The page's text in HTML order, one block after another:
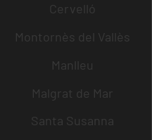
Cervelló
Montornès del Vallès
Manlleu
Malgrat de Mar
Santa Susanna